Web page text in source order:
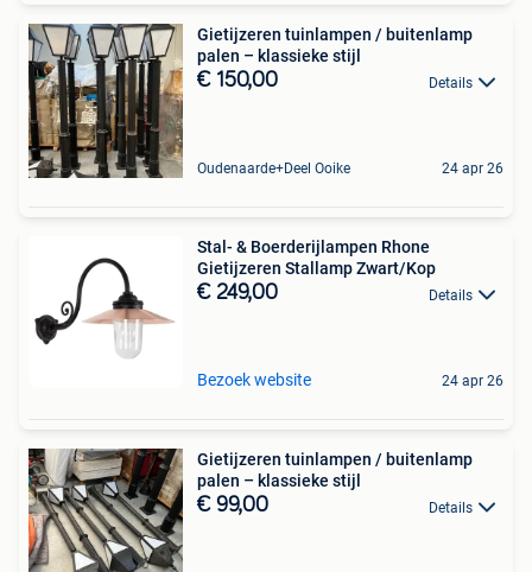
Gietijzeren tuinlampen / buitenlamp
palen – klassieke stijl
€ 150,00 Details
Oudenaarde+Deel Ooike 24 apr 26
Stal- & Boerderijlampen Rhone
Gietijzeren Stallamp Zwart/Kop
€ 249,00 Details
Bezoek website 24 apr 26
Gietijzeren tuinlampen / buitenlamp
palen – klassieke stijl
€ 99,00 Details